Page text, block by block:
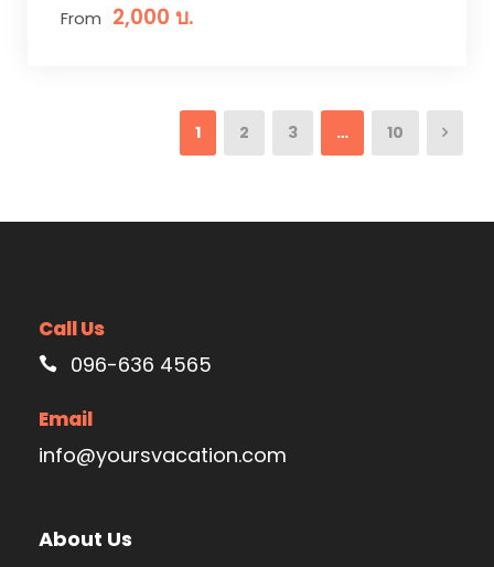
From 2,000 บ.
1 2 3 … 10
Call Us
096-636 4565
Email
info@yoursvacation.com
About Us